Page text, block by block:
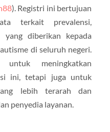
). Registri ini bertujuan
terkait prevalensi,
yang diberikan kepada
di seluruh negeri.
meningkatkan
ini, tetapi juga untuk
lebih terarah dan
penyedia layanan.